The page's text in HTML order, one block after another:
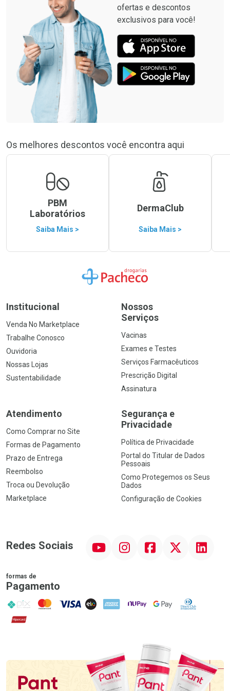
ofertas e descontos
exclusivos para você!
Os melhores descontos você encontra aqui
PBM
Laboratórios
Saiba Mais >
DermaClub
Saiba Mais >
Ir para a Home
Institucional
Venda No Marketplace
Trabalhe Conosco
Ouvidoria
Nossas Lojas
Sustentabilidade
Nossos
Serviços
Vacinas
Exames e Testes
Serviços Farmacêuticos
Prescrição Digital
Assinatura
Atendimento
Como Comprar no Site
Formas de Pagamento
Prazo de Entrega
Reembolso
Troca ou Devolução
Marketplace
Segurança e
Privacidade
Política de Privacidade
Portal do Titular de Dados
Pessoais
Como Protegemos os Seus
Dados
Configuração de Cookies
Redes Sociais InstagramFacebookTwitter Linkedin
formas de
Pagamento
PIX MasterCard
VISA ELO AMEX NuPay Google PayDiners Club
Hipercard